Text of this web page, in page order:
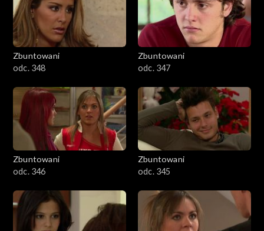
Zbuntowani
odc. 348
Zbuntowani
odc. 347
Zbuntowani
odc. 346
Zbuntowani
odc. 345